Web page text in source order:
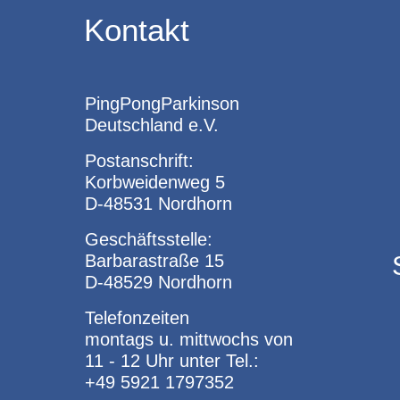
Kontakt
PingPongParkinson
Deutschland e.V.
Postanschrift:
Korbweidenweg 5
D-48531 Nordhorn
Geschäftsstelle:
Barbarastraße 15
D-48529 Nordhorn
Telefonzeiten
montags u. mittwochs von
11 - 12 Uhr unter Tel.:
+49 5921 1797352